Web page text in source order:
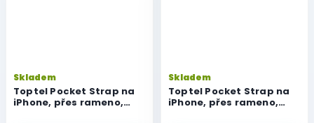
Toptel Pocket Strap na
iPhone, přes rameno,
Skladem
Toptel Pocket Strap na
iPhone, přes rameno,
Skladem